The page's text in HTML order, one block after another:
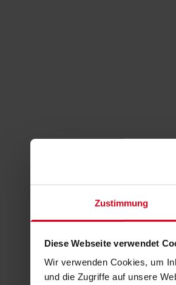
Zustimmung
Diese Webseite verwendet
Wir verwenden Cookies, um
und die Zugriffe auf unsere